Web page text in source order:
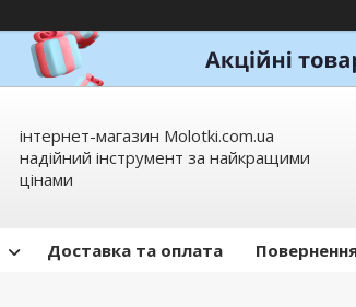
інтернет-магазин Molotki.com.ua
надійний інструмент за найкращими
цінами
Доставка та оплата